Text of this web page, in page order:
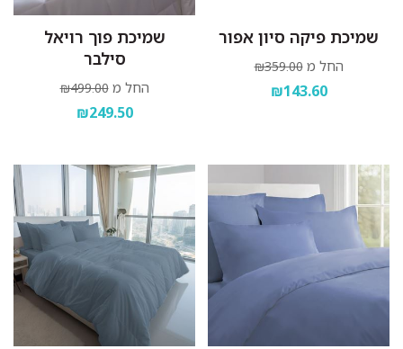
שמיכת פיקה סיון אפור
החל מ ₪359.00
₪143.60
שמיכת פוך רויאל
סילבר
החל מ ₪499.00
₪249.50